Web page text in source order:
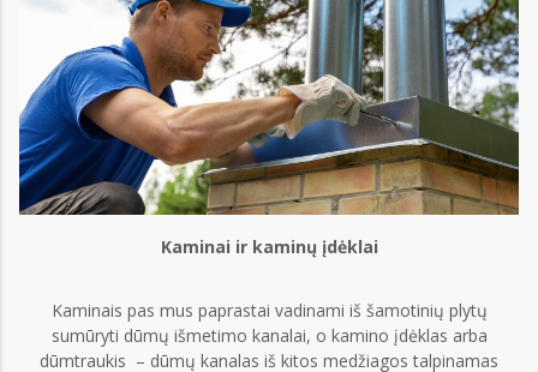
Kaminai ir kaminų įdėklai
Kaminais pas mus paprastai vadinami iš šamotinių plytų
sumūryti dūmų išmetimo kanalai, o kamino įdėklas arba
dūmtraukis – dūmų kanalas iš kitos medžiagos talpinamas